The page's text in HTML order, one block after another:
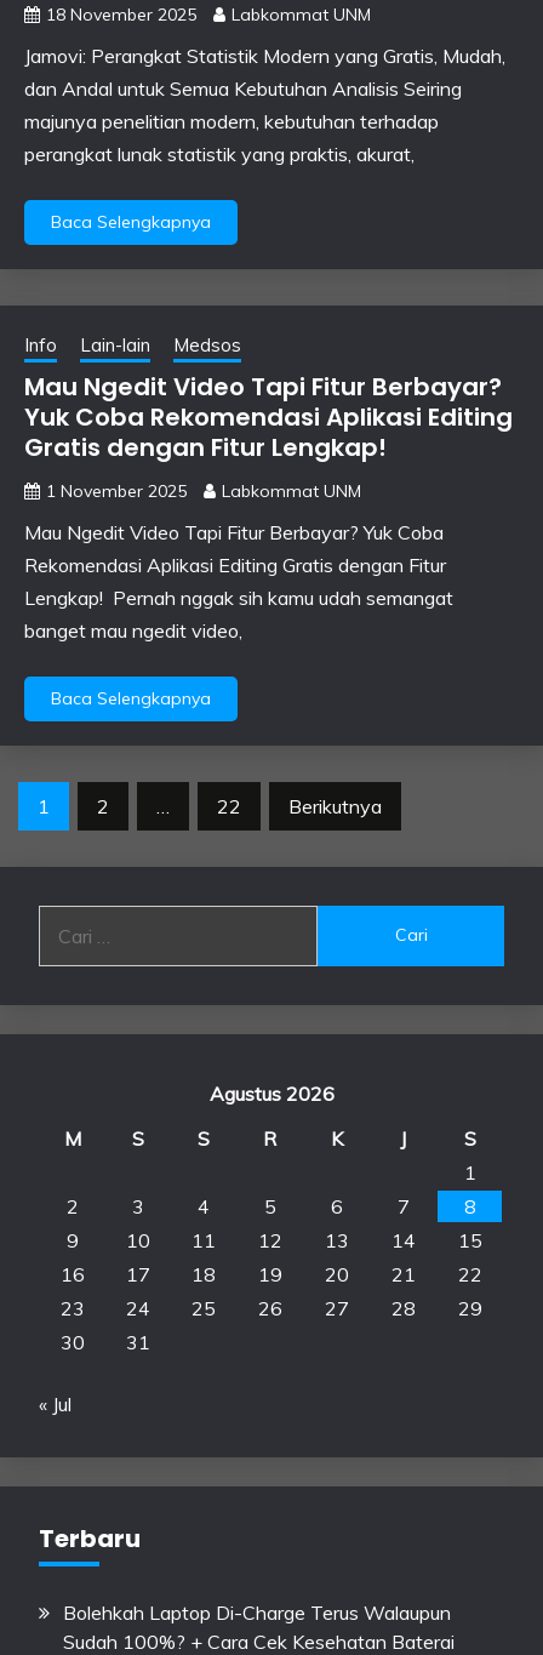
18 November 2025 Labkommat UNM
Jamovi: Perangkat Statistik Modern yang Gratis, Mudah,
dan Andal untuk Semua Kebutuhan Analisis Seiring
majunya penelitian modern, kebutuhan terhadap
perangkat lunak statistik yang praktis, akurat,
Baca Selengkapnya
Info Lain-lain Medsos
Mau Ngedit Video Tapi Fitur Berbayar?
Yuk Coba Rekomendasi Aplikasi Editing
Gratis dengan Fitur Lengkap!
1 November 2025 Labkommat UNM
Mau Ngedit Video Tapi Fitur Berbayar? Yuk Coba
Rekomendasi Aplikasi Editing Gratis dengan Fitur
Lengkap! Pernah nggak sih kamu udah semangat
banget mau ngedit video,
Baca Selengkapnya
Paginasi
1 2 … 22 Berikutnya
untuk:
Agustus 2026
M
S S R K J
S
1
2
3 4 5 6 7
8
9
10 11 12 13 14
15
16
17 18 19 20 21
22
23
24 25 26 27 28
29
30
31
« Jul
Terbaru
Bolehkah Laptop Di-Charge Terus Walaupun
Sudah 100%? + Cara Cek Kesehatan Baterai